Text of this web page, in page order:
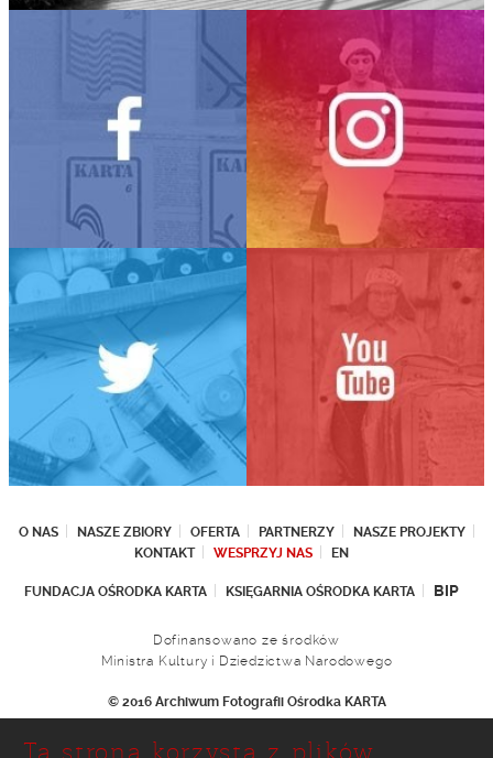
O NAS NASZE ZBIORY OFERTA PARTNERZY
NASZE PROJEKTY
KONTAKT
WESPRZYJ NAS EN
FUNDACJA OŚRODKA KARTA KSIĘGARNIA OŚRODKA KARTA BIP
Dofinansowano ze środków
Ministra Kultury i Dziedzictwa Narodowego
© 2016 Archiwum Fotografii Ośrodka KARTA
Ul. Narbutta 29